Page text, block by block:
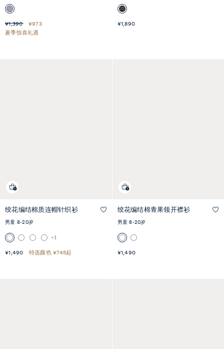
¥1,390 ¥973
夏季惊喜礼遇
¥1,890
绞花编结棉质连帽针织衫
男童 8-20岁
+1
¥1,490 特选颜色 ¥745起
快速预览
绞花编结棉青果领开襟衫
男童 8-20岁
¥1,490